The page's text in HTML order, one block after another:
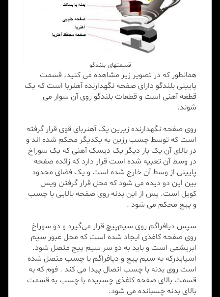
قسمتهای بلندگو
همانطور که در تصویر زیر مشاهده می کنید، قسمت
پایینی بلندگو دارای صفحه نگهدارنده آهنربا است که یک
قطعه آهنی است و قطعات بلندگو روی آن سوار می
شوند.
روی صفحه نگهدارنده زیرین یک آهنربای قوی قرار گرفته
است که توسط چسب رزین به یکدیگر محکم شده اند و
در بالای آن یک بار دیگر یک دیسک آهنی که یک سوراخ
در وسط آن تعبیه شده است قرار دارد که زائده صفحه
پایینی از وسط آن خارج شده است و یک فضای محدود
بین این دو دیده می شود که محل قرار گرفتن ویس
کویل است. پس از این بدنه روی صفحه بالایی با چسب
و پیچ محکم می شود .
سپس دیافراگم روی سیم‌پیچ قرار می‌گیرد و دو سوراخ
روی صفحه کاغذی ایجاد شده است که محل عبور سیم
ابریشمی است و باید به دو سر سیم پیچ متصل شود.
اسپایدرکه به سیم پیچ و دیافراگم با چسب متصل شده
است روی بدنه با چسب اتصال پیدا می کند . فوم که به
قسمت بالای صفحه کاغذی چسبیده با چسب به قسمت
بالای بدنه چسبانده می شود.